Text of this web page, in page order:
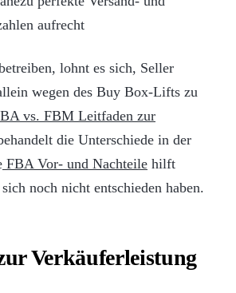
aufrecht
lohnt es sich, Seller
wegen des Buy Box-Lifts zu
vs. FBM Leitfaden zur
die Unterschiede in der
FBA Vor- und Nachteile hilft
noch nicht entschieden haben.
Verkäuferleistung